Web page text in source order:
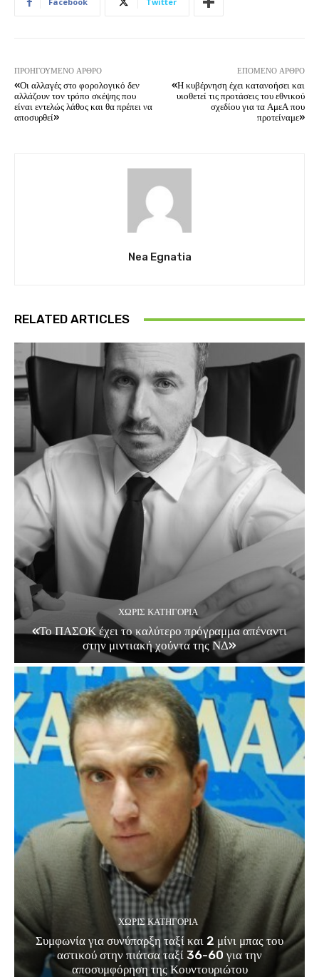
ΠΡΟΗΓΟΎΜΕΝΟ ΆΡΘΡΟ
«Οι αλλαγές στο φορολογικό δεν
αλλάζουν τον τρόπο σκέψης που
είναι εντελώς λάθος και θα πρέπει να
αποσυρθεί»
ΕΠΌΜΕΝΟ ΆΡΘΡΟ
«Η κυβέρνηση έχει κατανοήσει και
υιοθετεί τις προτάσεις του εθνικού
σχεδίου για τα ΑμεΑ που
προτείναμε»
Nea Egnatia
RELATED ARTICLES
ΧΩΡΊΣ ΚΑΤΗΓΟΡΊΑ
«Το ΠΑΣΟΚ έχει το καλύτερο πρόγραμμα απέναντι
στην μιντιακή χούντα της ΝΔ»
ΧΩΡΊΣ ΚΑΤΗΓΟΡΊΑ
Συμφωνία για συνύπαρξη ταξί και 2 μίνι μπας του
αστικού στην πιάτσα ταξί 36-60 για την
αποσυμφόρηση της Κουντουριώτου